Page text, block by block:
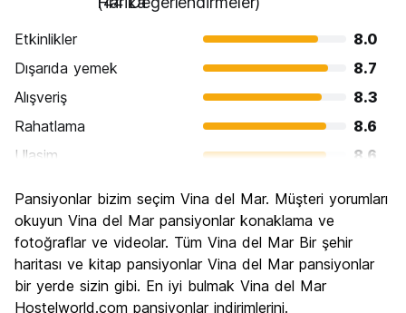
Etkinlikler
8.0
Dışarıda yemek
8.7
Alışveriş
8.3
Rahatlama
8.6
Ulasim
8.6
Kültür
Gece hayatı
Ekonomik
7.6
Pansiyonlar bizim seçim Vina del Mar. Müşteri yorumları
okuyun Vina del Mar pansiyonlar konaklama ve
fotoğraflar ve videolar. Tüm Vina del Mar Bir şehir
haritası ve kitap pansiyonlar Vina del Mar pansiyonlar
bir yerde sizin gibi. En iyi bulmak Vina del Mar
Hostelworld.com pansiyonlar indirimlerini.